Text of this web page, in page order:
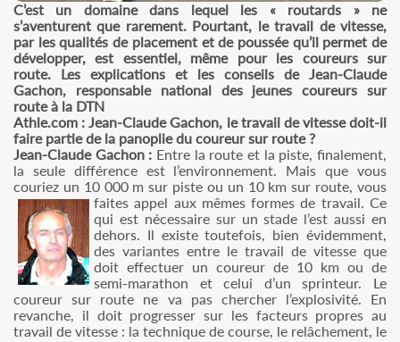
C’est un domaine dans lequel les « routards » ne
s’aventurent que rarement. Pourtant, le travail de vitesse,
par les qualités de placement et de poussée qu’il permet de
développer, est essentiel, même pour les coureurs sur
route. Les explications et les conseils de Jean-Claude
Gachon, responsable national des jeunes coureurs sur
route à la DTN
Athle.com : Jean-Claude Gachon, le travail de vitesse doit-il
faire partie de la panoplie du coureur sur route ?
Jean-Claude Gachon : Entre la route et la piste, finalement,
la seule différence est l’environnement. Mais que vous
couriez un 10 000 m sur piste ou un 10 km sur route, vous
faites appel aux mêmes formes de travail. Ce
qui est nécessaire sur un stade l’est aussi en
dehors. Il existe toutefois, bien évidemment,
des variantes entre le travail de vitesse que
doit effectuer un coureur de 10 km ou de
semi-marathon et celui d’un sprinteur. Le
coureur sur route ne va pas chercher l’explosivité. En
revanche, il doit progresser sur les facteurs propres au
travail de vitesse : la technique de course, le relâchement, le